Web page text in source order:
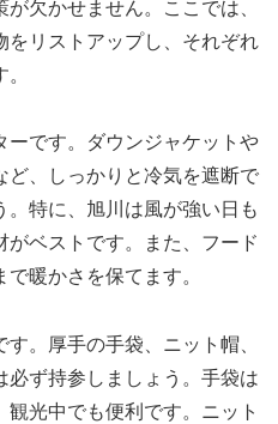
欠かせません。ここでは、
をリストアップし、それぞれ
ーです。ダウンジャケットや
ど、しっかりと冷気を遮断で
。特に、旭川は風が強い日も
ベストです。また、フード
暖かさを保てます。
。厚手の手袋、ニット帽、
ず持参しましょう。手袋は
光中でも便利です。ニット